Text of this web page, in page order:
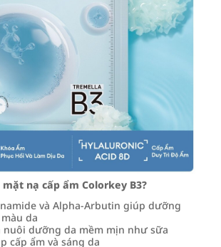
nạ cấp ẩm Colorkey B3?
và Alpha-Arbutin giúp dưỡng
da
nuôi dưỡng da mềm mịn như sữa
cấp ẩm và sáng da